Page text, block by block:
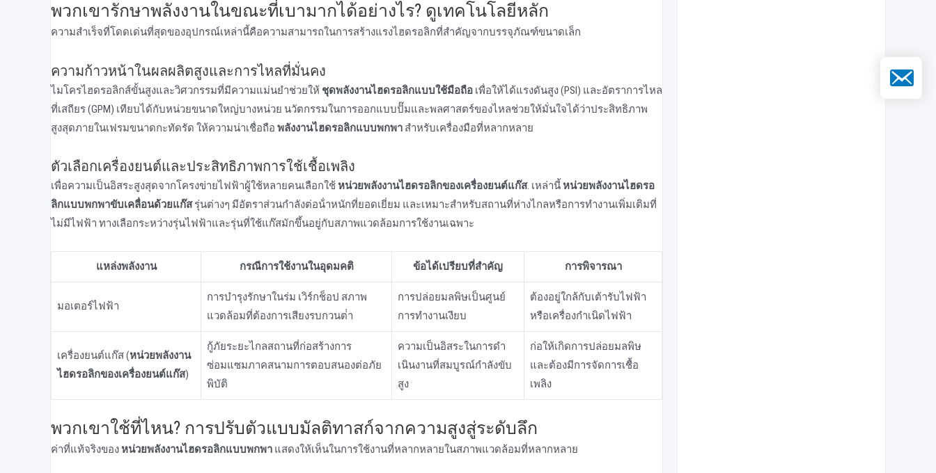
พวกเขารักษาพลังงานในขณะที่เบามากได้อย่างไร? ดูเทคโนโลยีหลัก
ความสําเร็จที่โดดเด่นที่สุดของอุปกรณ์เหล่านี้คือความสามารถในการสร้างแรงไฮดรอลิกที่สําคัญจากบรรจุภัณฑ์ขนาดเล็ก
ความก้าวหน้าในผลผลิตสูงและการไหลที่มั่นคง
ไมโครไฮดรอลิกส์ขั้นสูงและวิศวกรรมที่มีความแม่นยําช่วยให้ ชุดพลังงานไฮดรอลิกแบบใช้มือถือ เพื่อให้ได้แรงดันสูง (PSI) และอัตราการไหล
ที่เสถียร (GPM) เทียบได้กับหน่วยขนาดใหญ่บางหน่วย นวัตกรรมในการออกแบบปั๊มและพลศาสตร์ของไหลช่วยให้มั่นใจได้ว่าประสิทธิภาพ
สูงสุดภายในเฟรมขนาดกะทัดรัด ให้ความน่าเชื่อถือ พลังงานไฮดรอลิกแบบพกพา สําหรับเครื่องมือที่หลากหลาย
ตัวเลือกเครื่องยนต์และประสิทธิภาพการใช้เชื้อเพลิง
เพื่อความเป็นอิสระสูงสุดจากโครงข่ายไฟฟ้าผู้ใช้หลายคนเลือกใช้หน่วยพลังงานไฮดรอลิกของเครื่องยนต์แก๊ส. เหล่านี้หน่วยพลังงานไฮดรอ
ลิกแบบพกพาขับเคลื่อนด้วยแก๊สรุ่นต่างๆ มีอัตราส่วนกําลังต่อน้ําหนักที่ยอดเยี่ยม และเหมาะสําหรับสถานที่ห่างไกลหรือการทํางานเพิ่มเติมที่
ไม่มีไฟฟ้า ทางเลือกระหว่างรุ่นไฟฟ้าและรุ่นที่ใช้แก๊สมักขึ้นอยู่กับสภาพแวดล้อมการใช้งานเฉพาะ
แหล่งพลังงาน กรณีการใช้งานในอุดมคติ ข้อได้เปรียบที่สําคัญ การพิจารณา
มอเตอร์ไฟฟ้า
การบํารุงรักษาในร่ม เวิร์กช็อป สภาพ
แวดล้อมที่ต้องการเสียงรบกวนต่ํา
การปล่อยมลพิษเป็นศูนย์
การทํางานเงียบ
ต้องอยู่ใกล้กับเต้ารับไฟฟ้า
หรือเครื่องกําเนิดไฟฟ้า
เครื่องยนต์แก๊ส (หน่วยพลังงาน
ไฮดรอลิกของเครื่องยนต์แก๊ส)
กู้ภัยระยะไกลสถานที่ก่อสร้างการ
ซ่อมแซมภาคสนามการตอบสนองต่อภัย
พิบัติ
ความเป็นอิสระในการดํา
เนินงานที่สมบูรณ์กําลังขับ
สูง
ก่อให้เกิดการปล่อยมลพิษ
และต้องมีการจัดการเชื้อ
เพลิง
พวกเขาใช้ที่ไหน? การปรับตัวแบบมัลติทาสก์จากความสูงสู่ระดับลึก
ค่าที่แท้จริงของหน่วยพลังงานไฮดรอลิกแบบพกพา แสดงให้เห็นในการใช้งานที่หลากหลายในสภาพแวดล้อมที่หลากหลาย
อีเมล